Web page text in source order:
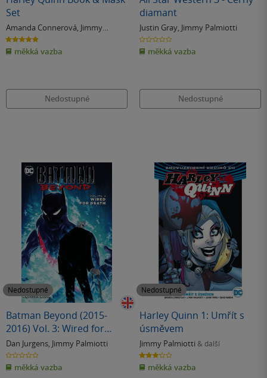
Set
Amanda Connerová, Jimmy
Palmiotti
5.0
z
5
hvězdiček
měkká vazba
Nedostupné
diamant
Justin Gray, Jimmy Palmiotti
0.0
z
5
hvězdiček
měkká vazba
Nedostupné
Nedostupné
Batman Beyond (2015-
2016) Vol. 3: Wired for
Death
Dan Jurgens, Jimmy Palmiotti
0.0
z
5
hvězdiček
měkká vazba
Nedostupné
Harley Quinn 1: Umřít s
úsměvem
Jimmy Palmiotti & další
3.2
z
5
hvězdiček
měkká vazba